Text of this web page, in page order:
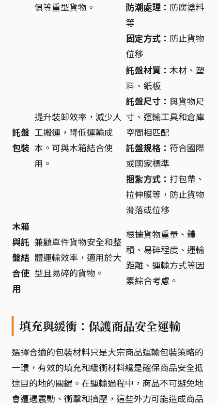
俱等重型貨物。
防潮處理： 防腐塗料
等
固定方式： 防止貨物
位移
託盤
包裝
提升裝卸效率，減少人
工搬運，降低運輸成
本。可與木箱結合使
用。
託盤材質： 木材、塑
料、紙板
託盤尺寸： 與貨物尺
寸、運輸工具和倉庫
空間相匹配
託盤規格： 符合國際
或國家標準
捆紮方式： 打包帶、
拉伸膜等，防止貨物
滑落或位移
木箱
與託
盤結
合使
用
兼顧單件貨物安全和整
體運輸效率，適用於大
型且易碎的貨物。
根據貨物重量、體
積、易碎程度、運輸
距離、運輸方式等因
素綜合考慮。
填充與緩衝：保護商品安全運輸
選擇合適的包裝材料只是大宗商品運輸包裝策略的
一環，有效的填充和緩衝材料纔是確保商品安全抵
達目的地的關鍵。在運輸過程中，商品不可避免地
會遭遇震動、衝擊和擠壓，這些外力可能造成商品